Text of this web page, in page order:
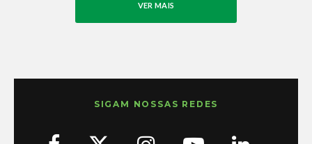
VER MAIS
SIGAM NOSSAS REDES